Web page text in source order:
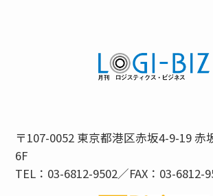
〒107-0052 東京都港区赤坂4-9-19 赤
6F
TEL：03-6812-9502／FAX：03-6812-